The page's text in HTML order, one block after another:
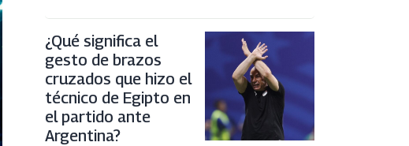
¿Qué significa el
gesto de brazos
cruzados que hizo el
técnico de Egipto en
el partido ante
Argentina?